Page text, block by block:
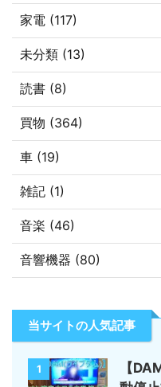
家電 (117)
未分類 (13)
読書 (8)
買物 (364)
車 (19)
雑記 (1)
音楽 (46)
音響機器 (80)
当サイトの人気記事
1
【